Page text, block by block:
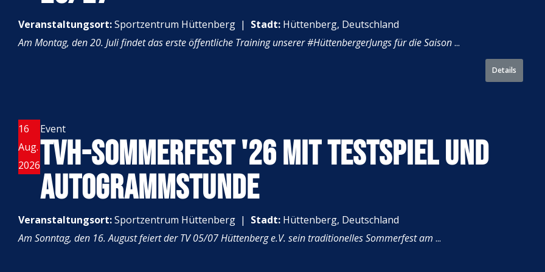
Veranstaltungsort:Sportzentrum Hüttenberg | Stadt: Hüttenberg, Deutschland
Am Montag, den 20. Juli findet das erste öffentliche Training unserer #HüttenbergerJungs für die Saison...
Details
16
Aug.
2026
Event
TVH-SOMMERFEST '26 MIT TESTSPIEL UND
AUTOGRAMMSTUNDE
Veranstaltungsort:Sportzentrum Hüttenberg | Stadt: Hüttenberg, Deutschland
Am Sonntag, den 16. August feiert der TV 05/07 Hüttenberg e.V. sein traditionelles Sommerfest am ...